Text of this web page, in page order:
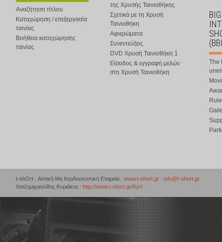
Αναζήτηση τίτλου
Καταχώρηση / επεξεργασία
ταινίας
Βοήθεια καταχώρησης
ταινίας
της Χρυσής Ταινιοθήκης
Σχετικά με τη Χρυσή
Ταινιοθήκη
Αφιερώματα
Συνεντεύξεις
DVD Χρυσή Ταινιοθήκη 1
Είσοδος & εγγραφή μελών
στη Χρυσή Ταινιοθήκη
The
t-shOrt : Αστική Μη Κερδοσκοπική Εταιρεία : www.t-short.gr : info@t-short.gr
Χατζημιχαηλίδης Κυριάκος : http://www.t-short.gr/Kyr/